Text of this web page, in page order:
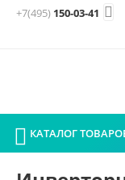
+7(495) 150-03-41 
 КАТАЛОГ